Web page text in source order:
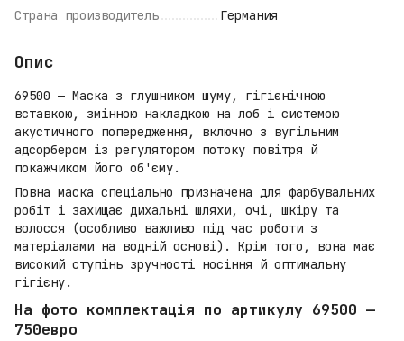
Страна производитель Германия
Опис
69500 — Маска з глушником шуму, гігієнічною
вставкою, змінною накладкою на лоб і системою
акустичного попередження, включно з вугільним
адсорбером із регулятором потоку повітря й
покажчиком його об'єму.
Повна маска спеціально призначена для фарбувальних
робіт і захищає дихальні шляхи, очі, шкіру та
волосся (особливо важливо під час роботи з
матеріалами на водній основі). Крім того, вона має
високий ступінь зручності носіння й оптимальну
гігієну.
На фото комплектація по артикулу 69500 —
750евро